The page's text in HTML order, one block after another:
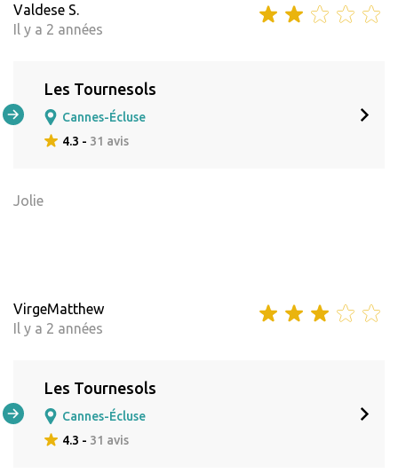
Valdese S.
Il y a 2 années
Les Tournesols
Cannes-Écluse
4.3 - 31 avis
Jolie
VirgeMatthew
Il y a 2 années
Les Tournesols
Cannes-Écluse
4.3 - 31 avis